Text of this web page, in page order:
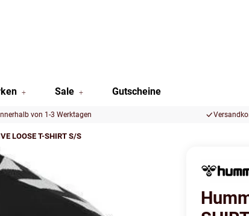
Sale Gutscheine
von 1-3 Werktagen
LOOSE T-SHIRT S/S